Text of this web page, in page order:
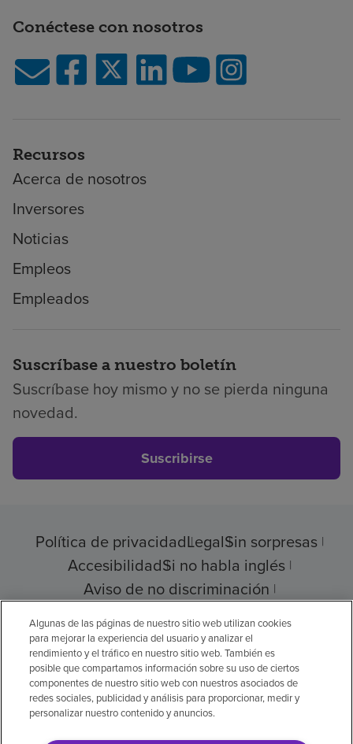
Conéctese con nosotros
Recursos
Acerca de nosotros
Inversores
Noticias
Empleos
Empleados
Suscríbase a nuestro boletín
Suscríbase hoy mismo y no se pierda ninguna
novedad.
Suscribirse
Política de privacidadLegalSin sorpresas
AccesibilidadSi no habla inglés
Aviso de no discriminación
Cumplimiento de los proveedores
© 2026 Encompass Health Corporation
Preferencias de cookies
Algunas de las páginas de nuestro sitio web utilizan cookies
para mejorar la experiencia del usuario y analizar el
rendimiento y el tráfico en nuestro sitio web. También es
posible que compartamos información sobre su uso de ciertos
componentes de nuestro sitio web con nuestros asociados de
redes sociales, publicidad y análisis para proporcionar, medir y
personalizar nuestro contenido y anuncios.